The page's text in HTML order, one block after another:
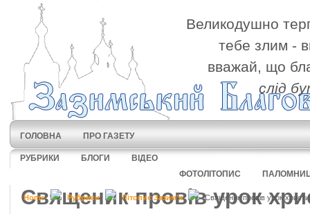
Великодушно
тебе злим -
вважай, що
слід
ГОЛОВНА ПРО ГАЗЕТУ
РУБРИКИ БЛОГИ
ВІДЕО
ФОТОЛІТОПИС
Home Рубрики Літопис Зазим'я Священик провів урок
Священик провів урок